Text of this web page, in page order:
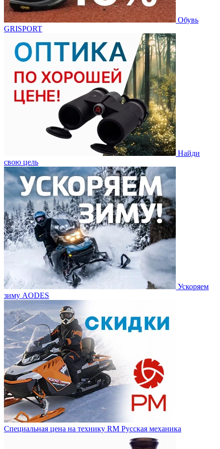
Обувь
GRISPORT
Найди
свою цель
Ускоряем
зиму AODES
Специальная цена на технику RM Русская механика